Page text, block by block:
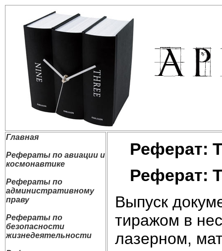
Главная
Рефераты по авиации и
космонавтике
Рефераты по
административному
праву
Рефераты по
безопасности
жизнедеятельности
Реферат:
Реферат:
Выпуск
тиражом в
лазерном,